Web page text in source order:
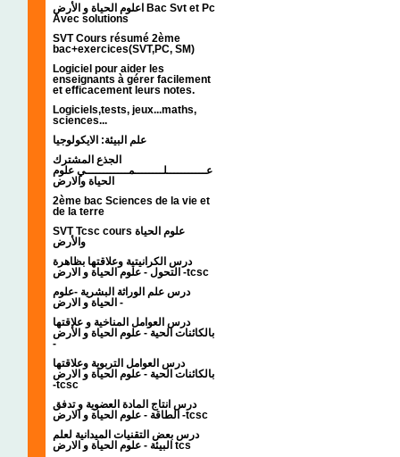
اعلوم الحياة و الأرض Bac Svt et Pc
Avec solutions
SVT Cours résumé 2ème
bac+exercices(SVT,PC, SM)
Logiciel pour aider les
enseignants à gérer facilement
et efficacement leurs notes.
Logiciels,tests, jeux...maths,
sciences...
علم البيئة: الايكولوجيا
الجذع المشترك
عـــــــــــلــــــــمــــــــــــي علوم
الحياة والارض
2ème bac Sciences de la vie et
de la terre
SVT Tcsc cours علوم الحياة
والأرض
درس الكرانيتية وعلاقتها بظاهرة
التحول - علوم الحياة و الارض -tcsc
درس علم الوراثة البشرية -علوم
الحياة و الارض -
درس العوامل المناخية و علاقتها
بالكائنات الحية - علوم الحياة و الأرض
-
درس العوامل التربوية وعلاقتها
بالكائنات الحية - علوم الحياة و الارض
-tcsc
درس انتاج المادة العضوية و تدفق
الطاقة - علوم الحياة و الارض -tcsc
درس بعض التقنيات الميدانية لعلم
البيئة - علوم الحياة و الارض tcs